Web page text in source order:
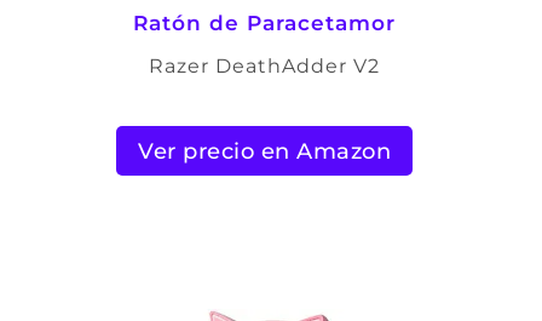
Ratón de Paracetamor
Razer DeathAdder V2
Ver precio en Amazon